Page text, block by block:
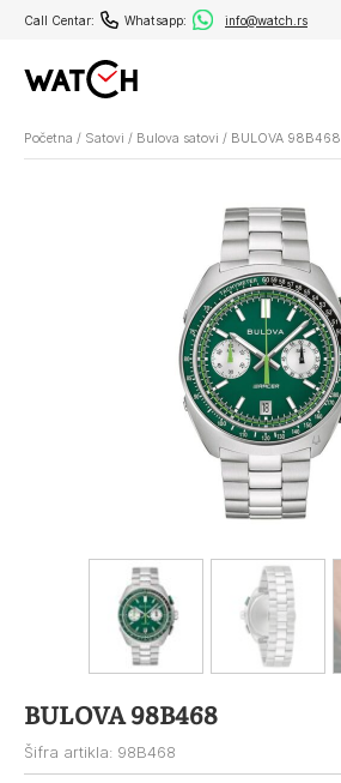
Call Centar: Whatsapp: info@watch.rs
Početna / Satovi / Bulova satovi / BULOVA 98B468
BULOVA 98B468
Šifra artikla: 98B468